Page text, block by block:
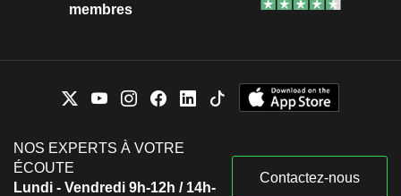
membres
NOS EXPERTS À VOTRE
ÉCOUTE
Lundi - Vendredi 9h-12h / 14h-
Contactez-nous